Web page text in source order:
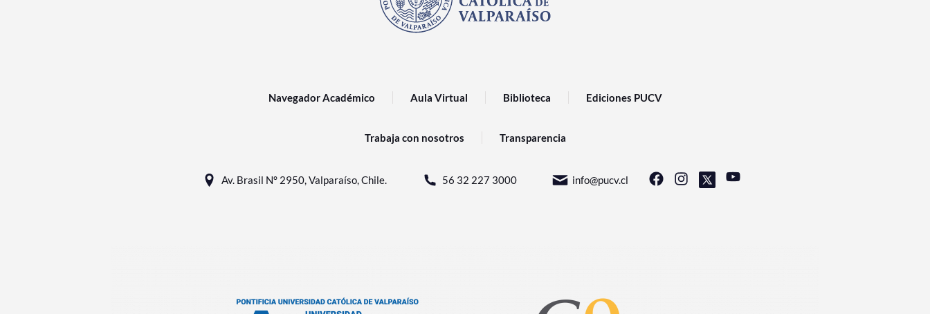
Navegador Académico Aula Virtual Biblioteca Ediciones PUCV
Trabaja con nosotros Transparencia
Av. Brasil N° 2950, Valparaíso, Chile. 56 32 227 3000 info@pucv.cl